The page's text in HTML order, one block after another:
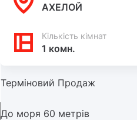
АХЕЛОЙ
Кількість кімнат
1 комн.
Терміновий Продаж
До моря 60 метрів